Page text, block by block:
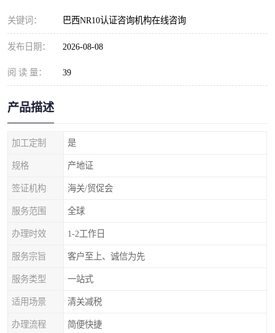
关键词： 巴西NR10认证咨询机构在线咨询
发布日期： 2026-08-08
阅 读 量： 39
产品描述
加工定制 是
规格 产地证
签证机构 海关/贸促会
服务范围 全球
办理时效 1-2工作日
服务宗旨 客户至上、诚信为先
服务类型 一站式
适用场景 清关减税
办理流程 简便快捷